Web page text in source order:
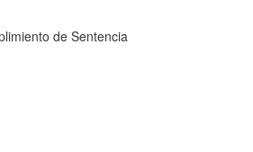
de Sentencia